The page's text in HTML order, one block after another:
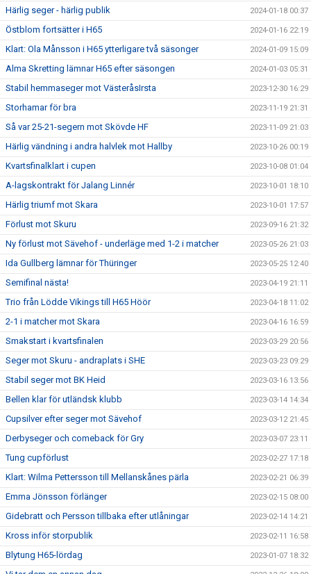
Härlig seger - härlig publik 2024-01-18 00:37
Östblom fortsätter i H65 2024-01-16 22:19
Klart: Ola Månsson i H65 ytterligare två säsonger 2024-01-09 15:09
Alma Skretting lämnar H65 efter säsongen 2024-01-03 05:31
Stabil hemmaseger mot VästeråsIrsta 2023-12-30 16:29
Storhamar för bra 2023-11-19 21:31
Så var 25-21-segern mot Skövde HF 2023-11-09 21:03
Härlig vändning i andra halvlek mot Hallby 2023-10-26 00:19
Kvartsfinalklart i cupen 2023-10-08 01:04
A-lagskontrakt för Jalang Linnér 2023-10-01 18:10
Härlig triumf mot Skara 2023-10-01 17:57
Förlust mot Skuru 2023-09-16 21:32
Ny förlust mot Sävehof - underläge med 1-2 i matcher 2023-05-26 21:03
Ida Gullberg lämnar för Thüringer 2023-05-25 12:40
Semifinal nästa! 2023-04-19 21:11
Trio från Lödde Vikings till H65 Höör 2023-04-18 11:02
2-1 i matcher mot Skara 2023-04-16 16:59
Smakstart i kvartsfinalen 2023-03-29 20:56
Seger mot Skuru - andraplats i SHE 2023-03-23 09:29
Stabil seger mot BK Heid 2023-03-16 13:56
Bellen klar för utländsk klubb 2023-03-14 14:34
Cupsilver efter seger mot Sävehof 2023-03-12 21:45
Derbyseger och comeback för Gry 2023-03-07 23:11
Tung cupförlust 2023-02-27 17:18
Klart: Wilma Pettersson till Mellanskånes pärla 2023-02-21 06:39
Emma Jönsson förlänger 2023-02-15 08:00
Gidebratt och Persson tillbaka efter utlåningar 2023-02-14 14:21
Kross inför storpublik 2023-02-11 16:58
Blytung H65-lördag 2023-01-07 18:32